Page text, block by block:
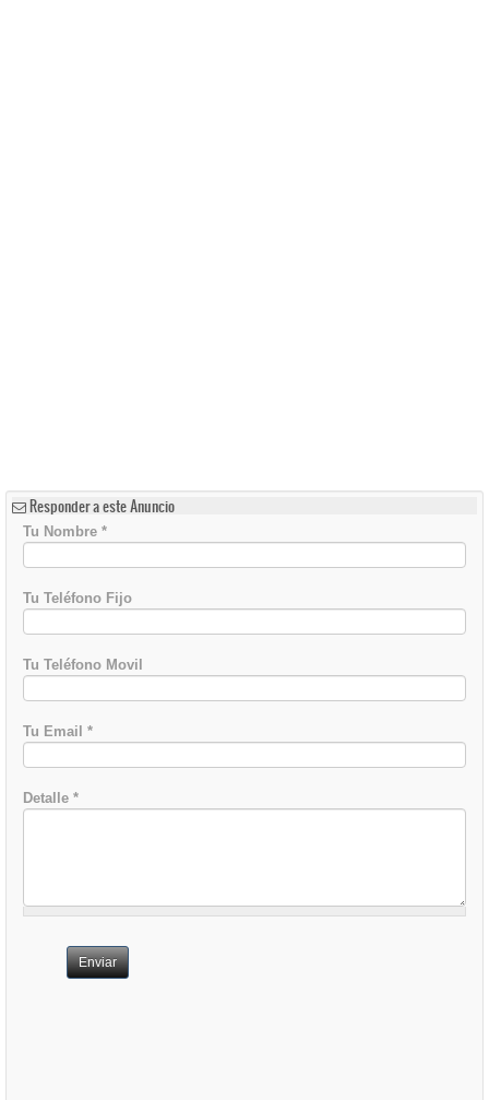
Responder a este Anuncio
Tu Nombre *
Tu Teléfono Fijo
Tu Teléfono Movil
Tu Email *
Detalle *
Enviar